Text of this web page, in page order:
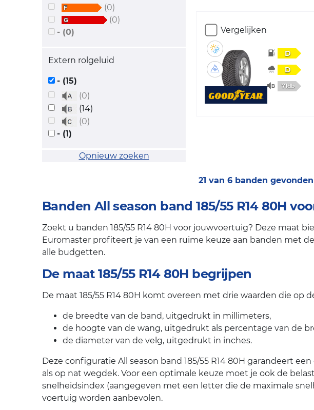
(0)
(0)
- (0)
Extern rolgeluid
- (15)
(0)
(14)
(0)
- (1)
Opnieuw zoeken
Vergelijken
D
D
71db
21 van 6 banden gevonden
Banden All season band 185/55 R14 80H
Zoekt u banden 185/55 R14 80H voor jouwvoertuig? Deze maat
Euromaster profiteert je van een ruime keuze aan banden met
alle budgetten.
De maat 185/55 R14 80H begrijpen
De maat 185/55 R14 80H komt overeen met drie waarden die op
de breedte van de band, uitgedrukt in millimeters,
de hoogte van de wang, uitgedrukt als percentage van de
de diameter van de velg, uitgedrukt in inches.
Deze configuratie All season band 185/55 R14 80H garandeert
als op nat wegdek. Voor een optimale keuze moet je ook de
snelheidsindex (aangegeven met een letter die de maximale
voertuig worden aanbevolen.